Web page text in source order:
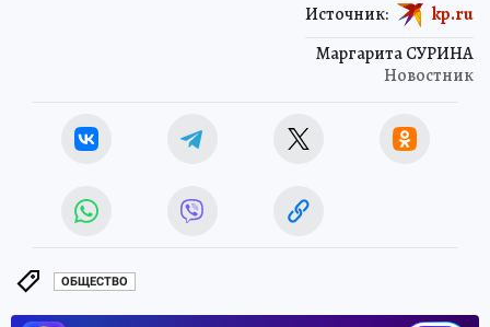
Маргарита СУРИНА
Новостник
Источник: kp.ru
ОБЩЕСТВО